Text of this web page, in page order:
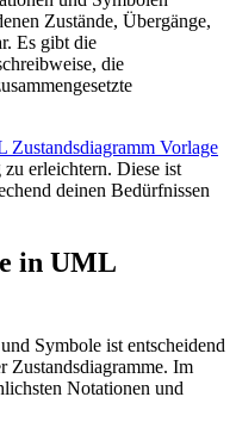
Zustände, Übergänge,
Es gibt die
die
Zustandsdiagramm Vorlage
erleichtern. Diese ist
deinen Bedürfnissen
in UML
Symbole ist entscheidend
Zustandsdiagramme. Im
Notationen und